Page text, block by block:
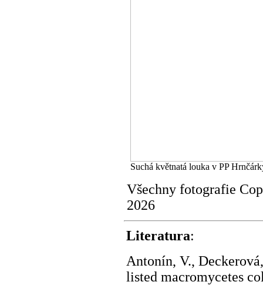
Suchá květnatá louka v PP
Všechny fotografie
2026
Literatura:
Antonín, V.,
listed macromycetes